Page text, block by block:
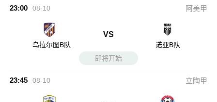
23:00 08-10 阿美甲
乌拉尔图B队
VS
诺亚B队
即将开始
23:45 08-10 立陶甲